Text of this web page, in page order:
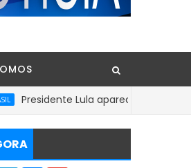
Lula aparece com 39% contra